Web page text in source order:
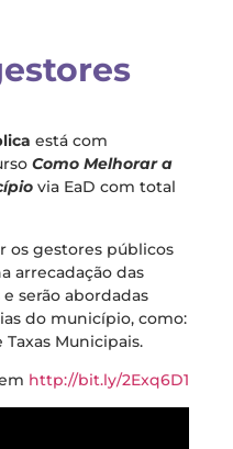
está com
Como Melhorar a
via EaD com total
os gestores públicos
arrecadação das
serão abordadas
do município, como:
Taxas Municipais.
http://bit.ly/2Exq6D1